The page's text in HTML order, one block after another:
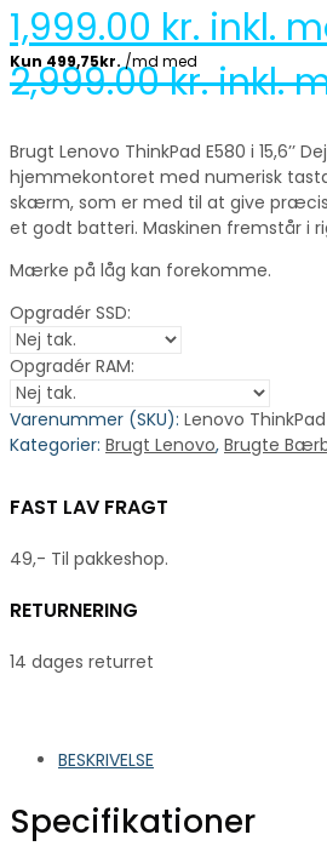
1,999.00 kr. inkl.
2,999.00kr. inkl.
Brugt Lenovo ThinkPad E580 i 15,6’’
hjemmekontoret med numerisk
skærm, som er med til at give
et godt batteri. Maskinen fremstår i
Mærke på låg kan forekomme.
Opgradér SSD:
Opgradér RAM:
Varenummer (SKU): Lenovo
Kategorier: Brugt Lenovo, Brugte
FAST LAV FRAGT
49,- Til pakkeshop.
RETURNERING
14 dages returret
BESKRIVELSE
Specifikationer